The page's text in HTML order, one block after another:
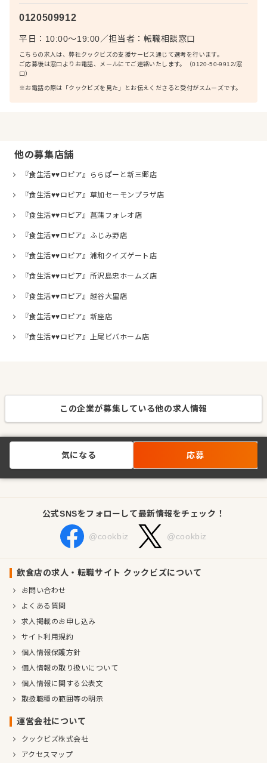
0120509912
平日：10:00〜19:00／担当者： 転職相談窓口
こちらの求人は、弊社クックビズの支援サービス通じて選考を行います。
ご応募後は窓口よりお電話、メールにてご連絡いたします。（0120-50-9912/窓
口）
※お電話の際は「クックビズを見た」とお伝えくださると受付がスムーズです。
他の募集店舗
『食生活♥♥ロピア』ららぽーと新三郷店
『食生活♥♥ロピア』草加セーモンプラザ店
『食生活♥♥ロピア』菖蒲フォレオ店
『食生活♥♥ロピア』ふじみ野店
『食生活♥♥ロピア』浦和クイズゲート店
『食生活♥♥ロピア』所沢島忠ホームズ店
『食生活♥♥ロピア』越谷大里店
『食生活♥♥ロピア』新座店
『食生活♥♥ロピア』上尾ビバホーム店
この企業が募集している他の求人情報
気になる 応募
公式SNSをフォローして最新情報をチェック！
@cookbiz @cookbiz
飲食店の求人・転職サイト クックビズについて
お問い合わせ
よくある質問
求人掲載のお申し込み
サイト利用規約
個人情報保護方針
個人情報の取り扱いについて
個人情報に関する公表文
取扱職種の範囲等の明示
運営会社について
クックビズ株式会社
アクセスマップ